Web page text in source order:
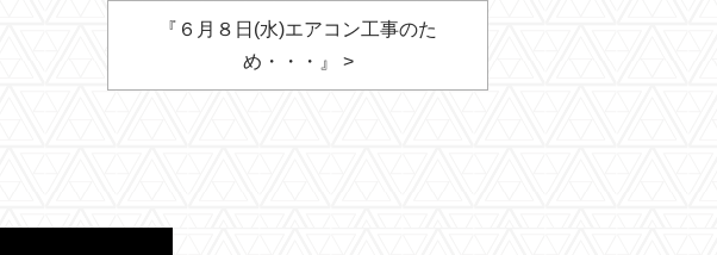
『６月８日(水)エアコン工事のた
め・・・』 >